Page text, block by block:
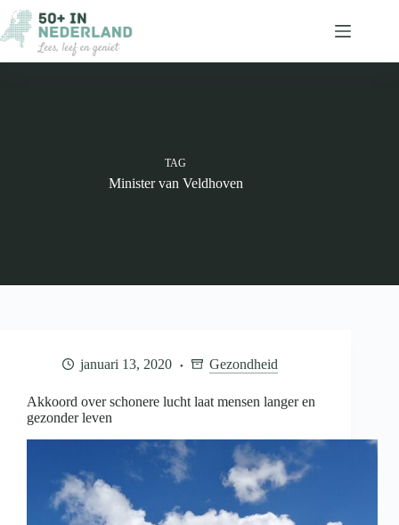
naar
de
inhoud
TAG
Minister van Veldhoven
januari 13, 2020 Gezondheid
Akkoord over schonere lucht laat mensen langer en
gezonder leven